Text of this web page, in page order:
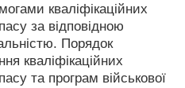
кваліфікаційних
за відповідною
Порядок
кваліфікаційних
та програм військової